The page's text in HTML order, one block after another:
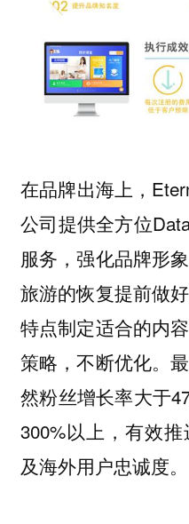
在品牌出海上，
公司提供全方位
服务，强化品牌形
旅游的恢复提前做
特点制定适合的内
策略，不断优化。
然粉丝增长率大于
300%以上，有效
及海外用户忠诚度。